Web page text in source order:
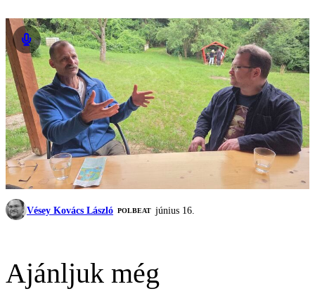
Vésey Kovács László ‎POLBEAT június 16.
Ajánljuk még